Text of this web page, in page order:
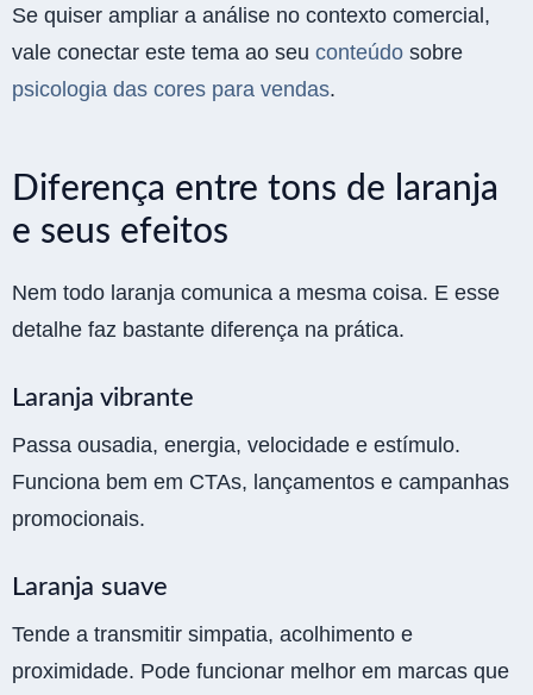
Se quiser ampliar a análise no contexto comercial,
vale conectar este tema ao seu conteúdo sobre
psicologia das cores para vendas.
Diferença entre tons de laranja
e seus efeitos
Nem todo laranja comunica a mesma coisa. E esse
detalhe faz bastante diferença na prática.
Laranja vibrante
Passa ousadia, energia, velocidade e estímulo.
Funciona bem em CTAs, lançamentos e campanhas
promocionais.
Laranja suave
Tende a transmitir simpatia, acolhimento e
proximidade. Pode funcionar melhor em marcas que